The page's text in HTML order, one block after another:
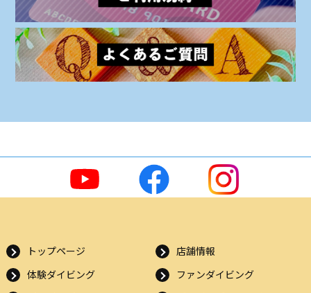
トップページ
店舗情報
体験ダイビング
ファンダイビング